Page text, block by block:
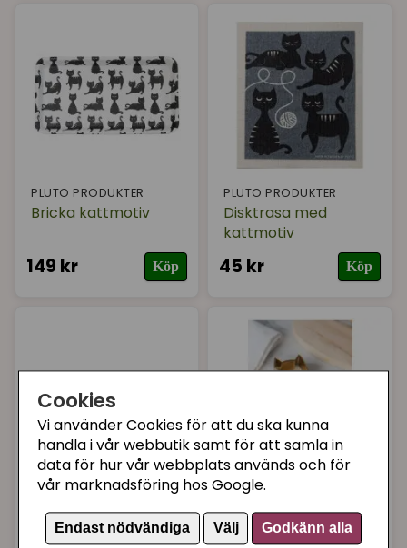
Cookies
Vi använder Cookies för att du ska kunna
handla i vår webbutik samt för att samla in
data för hur vår webbplats används och för
vår marknadsföring hos Google.
Endast nödvändiga Välj Godkänn alla
PLUTO PRODUKTER
Bricka kattmotiv
149 kr Köp
PLUTO PRODUKTER
Disktrasa med
kattmotiv
45 kr Köp
Glasmarkör
kattmotiv
PLUTO PRODUKTER
Kakform katt guldig